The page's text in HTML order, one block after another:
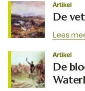
Artikel
De
Lees
Artikel
De